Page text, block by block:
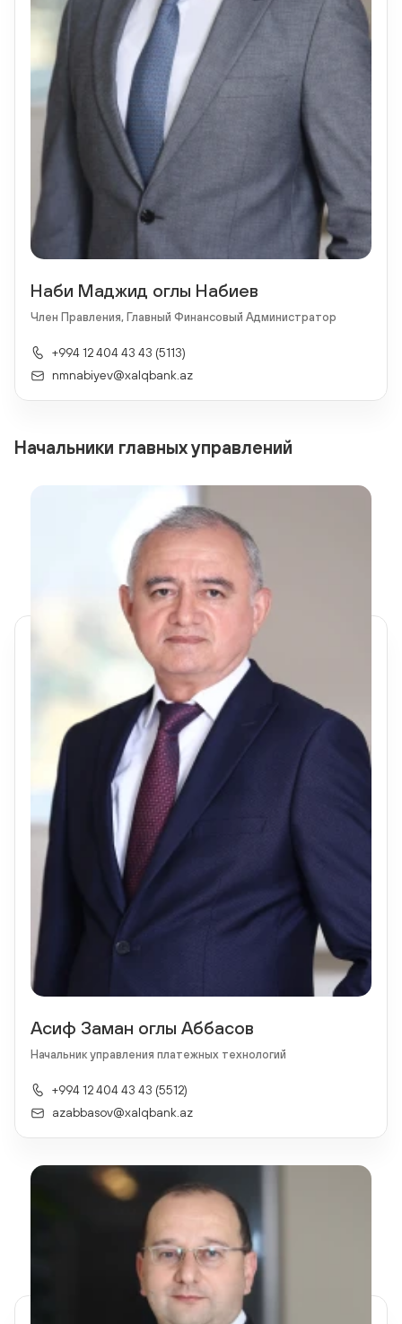
Наби Маджид оглы Набиев
Член Правления, Главный Финансовый Администратор
+994 12 404 43 43 (5113)
nmnabiyev@xalqbank.az
Начальники главных управлений
Асиф Заман оглы Аббасов
Начальник управления платежных технологий
+994 12 404 43 43 (5512)
azabbasov@xalqbank.az